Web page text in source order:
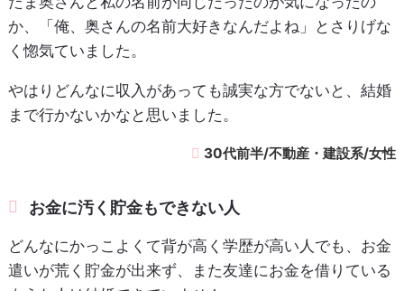
か、「俺、奥さんの名前大好きなんだよね」とさりげな
く惚気ていました。
やはりどんなに収入があっても誠実な方でないと、結婚
まで行かないかなと思いました。
30代前半/不動産・建設系/女性
お金に汚く貯金もできない人
どんなにかっこよくて背が高く学歴が高い人でも、お金
遣いが荒く貯金が出来ず、また友達にお金を借りている